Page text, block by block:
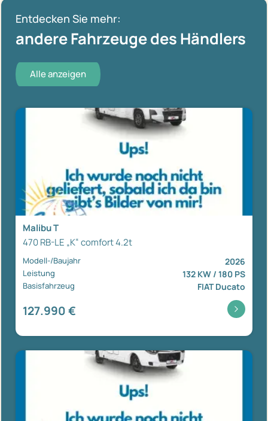
Entdecken Sie mehr:
andere Fahrzeuge des Händlers
Alle anzeigen
Malibu T
470 RB-LE „K“ comfort 4.2t
Modell-/Baujahr 2026
Leistung 132 KW / 180 PS
Basisfahrzeug FIAT Ducato
127.990 €